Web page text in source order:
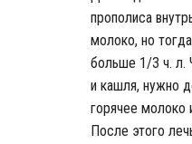
прополиса
молоко, но
больше 1/3 ч. л.
и кашля, нужно
горячее молоко
После этого